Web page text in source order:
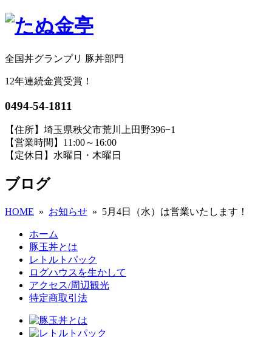
全国丼グランプリ 豚丼部門
12年連続金賞受賞！
0494-54-1811
【住所】埼玉県秩父市荒川上田野396−1
【営業時間】11:00～16:00
【定休日】水曜日・木曜日
ブログ
HOME » お知らせ » 5月4日（水）は営業いたします！
ホーム
豚玉丼とは
レトルトパック
ログハウスを生かして
アクセス/周辺観光
特定商取引法